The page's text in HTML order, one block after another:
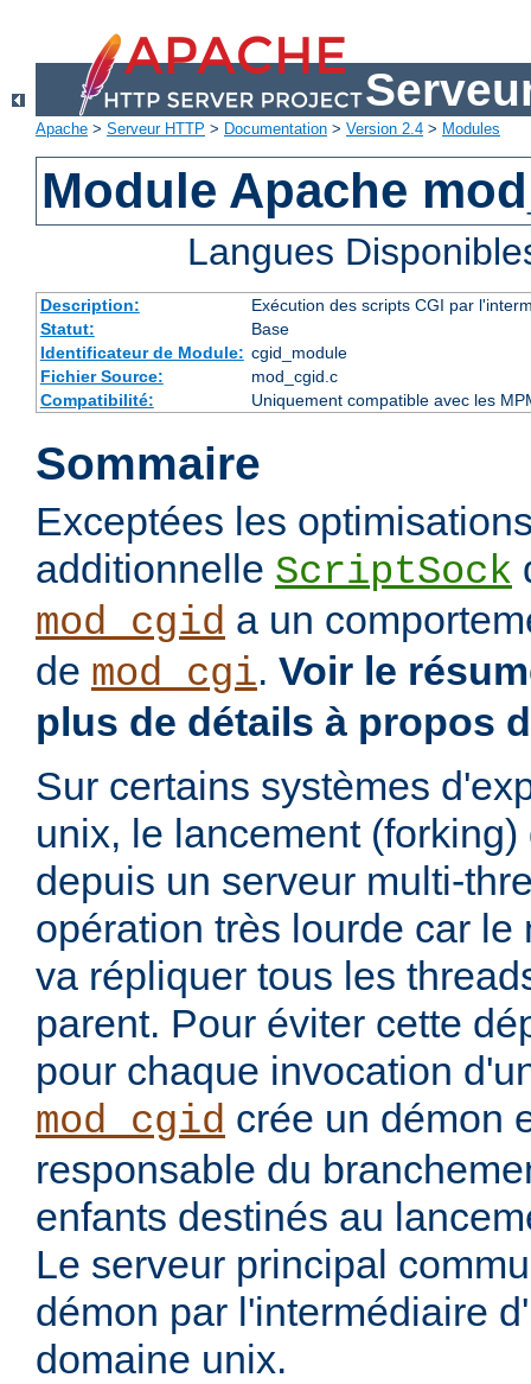
Apache > Serveur HTTP > Documentation > Version 2.4 > Modules
Module Apache
Langues
Description:
Exécution des scripts CGI par
Statut:
Base
Identificateur de Module: cgid_module
Fichier Source:
mod_cgid.c
Compatibilité:
Uniquement compatible avec les
Sommaire
Exceptées les
additionnelle ScriptSock
mod_cgid a un
de mod_cgi. Voir le
plus de détails à propos
Sur certains systèmes
unix, le lancement
depuis un serveur multi-
opération très lourde car
va répliquer tous les
parent. Pour éviter cette
pour chaque invocation
mod_cgid crée un démon
responsable du
enfants destinés au
Le serveur principal
démon par l'intermédiaire
domaine unix.